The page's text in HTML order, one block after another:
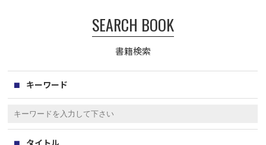
SEARCH BOOK
書籍検索
キーワード
タイトル